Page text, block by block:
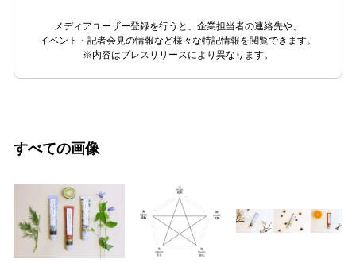
メディアユーザー登録を行うと、企業担当者の連絡先や、
イベント・記者会見の情報など様々な特記情報を閲覧できます。
※内容はプレスリリースにより異なります。
すべての画像